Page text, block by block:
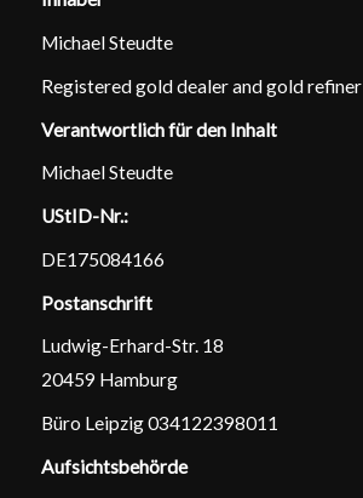
Michael Steudte
Registered gold dealer and gold refiner
Verantwortlich für den Inhalt
Michael Steudte
UStID-Nr.:
DE175084166
Postanschrift
Ludwig-Erhard-Str. 18
20459 Hamburg
Büro Leipzig 034122398011
Aufsichtsbehörde